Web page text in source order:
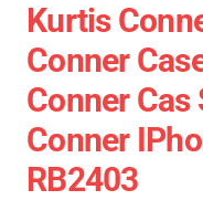
Kurtis
Conner
Conner
Conner
RB2403